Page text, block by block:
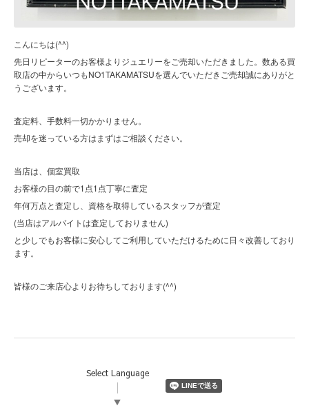
こんにちは(^^)
先日リピーターのお客様よりジュエリーをご売却いただきました。数ある買
取店の中からいつもNO1TAKAMATSUを選んでいただきご売却誠にありがと
うございます。
査定料、手数料一切かかりません。
売却を迷っている方はまずはご相談ください。
当店は、個室買取
お客様の目の前で1点1点丁寧に査定
年何万点と査定し、資格を取得しているスタッフが査定
(当店はアルバイトは査定しておりません)
と少しでもお客様に安心してご利用していただけるために日々改善しており
ます。
皆様のご来店心よりお待ちしております(^^)
Select Language
▼